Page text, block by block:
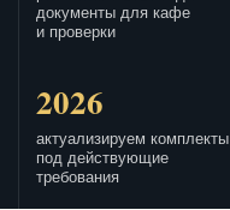
документы для кафе
и проверки
2026
актуализируем комплекты
под действующие
требования